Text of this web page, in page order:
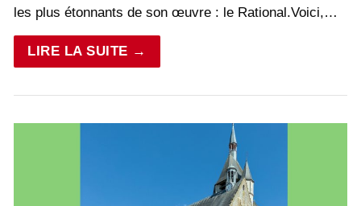
les plus étonnants de son œuvre : le Rational.Voici,…
LIRE LA SUITE →